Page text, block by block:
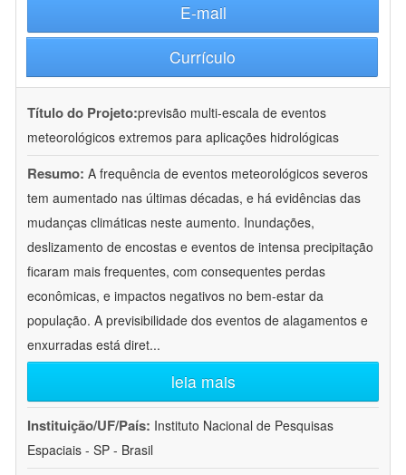
E-mail
Currículo
Título do Projeto:previsão multi-escala de eventos
meteorológicos extremos para aplicações hidrológicas
Resumo: A frequência de eventos meteorológicos severos
tem aumentado nas últimas décadas, e há evidências das
mudanças climáticas neste aumento. Inundações,
deslizamento de encostas e eventos de intensa precipitação
ficaram mais frequentes, com consequentes perdas
econômicas, e impactos negativos no bem-estar da
população. A previsibilidade dos eventos de alagamentos e
enxurradas está diret...
leia mais
Instituição/UF/País: Instituto Nacional de Pesquisas
Espaciais - SP - Brasil